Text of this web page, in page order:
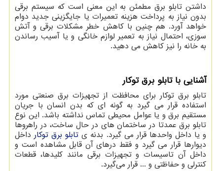
داشتن تابلو برق مطمئن به این معنی است که سیستم برقی
بدون نیاز به پرداخت هزینه تعمیرات یا جایگزینی جدید دوام
خواهد آورد. هم چنین با کاهش خطر مشکلات برقی و آتش
سوزی، احتمال نیاز به تعمیر لوازم خانگی و یا آسیب رساندن
به خانه را نیز کاهش می دهید.
آشنایی با تابلو برق توکار
تابلو برق توکار برای محافظت از تجهیزات برق صنعتی مورد
استفاده قرار می گیرد به گونه ای که بدن انسان با جریان
مستقیم برق و یا عوامل محیطی تماس نداشته باشد. این نوع
تابلو برق عمدتا در ساختمان های در حال ساخت، در راهروها
و یا داخل واحدها قرار می گیرد. بدنه ی تابلو برق توکار داخل
دیوارها قرار می گیرد و فقط درهای آن قابل مشاهده است و
داخل آن تاسیسات و تجهیزات برقی مانند کلیدها، قطعات
کنترلی و حفاظتی و ... قرار می‌گیرد.